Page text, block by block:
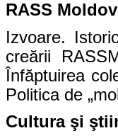
RASS
Izvoare.
creării
Înfăptuirea
Politica de
Cultura şi